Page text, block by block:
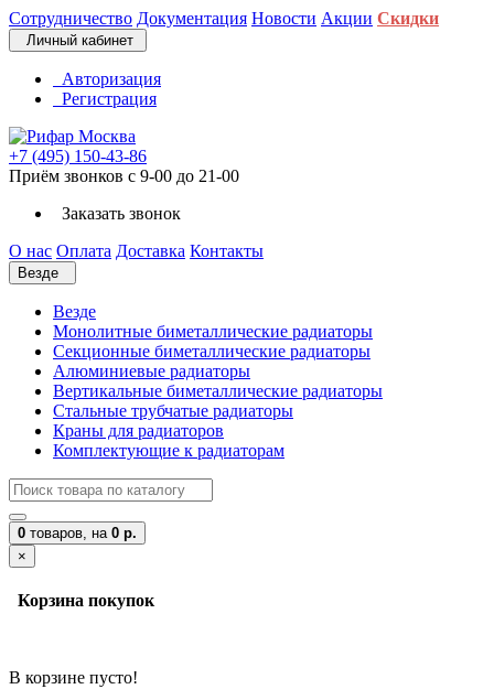
Сотрудничество Документация Новости Акции Скидки
Личный кабинет
Авторизация
Регистрация
+7 (495) 150-43-86
Приём звонков с 9-00 до 21-00
Заказать звонок
О нас Оплата Доставка Контакты
Везде
Везде
Монолитные биметаллические радиаторы
Секционные биметаллические радиаторы
Алюминиевые радиаторы
Вертикальные биметаллические радиаторы
Стальные трубчатые радиаторы
Краны для радиаторов
Комплектующие к радиаторам
0 товаров, на 0 р.
×
Корзина покупок
В корзине пусто!